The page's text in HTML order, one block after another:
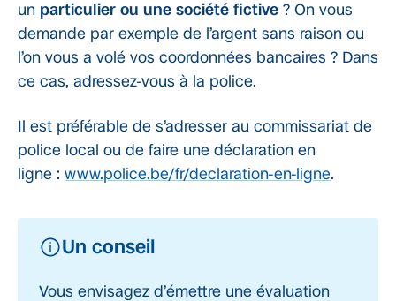
un particulier ou une société fictive ? On vous
demande par exemple de l’argent sans raison ou
l’on vous a volé vos coordonnées bancaires ? Dans
ce cas, adressez-vous à la police.
Il est préférable de s’adresser au commissariat de
police local ou de faire une déclaration en
ligne : www.police.be/fr/declaration-en-ligne.
Un conseil
Vous envisagez d’émettre une évaluation